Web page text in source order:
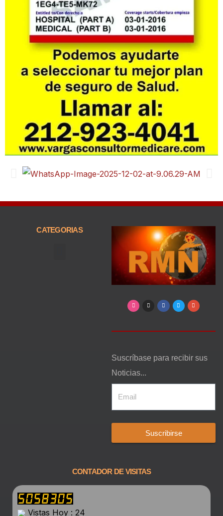
CATEGORIAS
Suscríbase para recibir sus
Noticias...
Suscribirse
CONTADOR DE VISITAS
Vistas Hoy : 24